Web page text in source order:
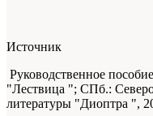
Источник
Руководственное
"Лествица "; СПб.:
литературы "Диоптра ",